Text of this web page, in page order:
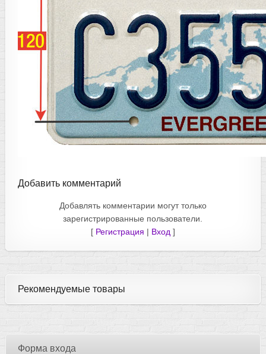
Добавить комментарий
Добавлять комментарии могут только
зарегистрированные пользователи.
[ Регистрация | Вход ]
Рекомендуемые товары
Форма входа